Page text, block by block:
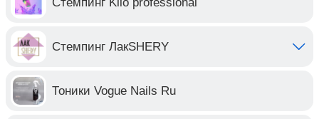
Стемпинг ЛакSHERY
Тоники Vogue Nails Ru